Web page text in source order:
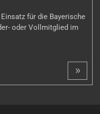
für die Bayerische
oder Vollmitglied im
»